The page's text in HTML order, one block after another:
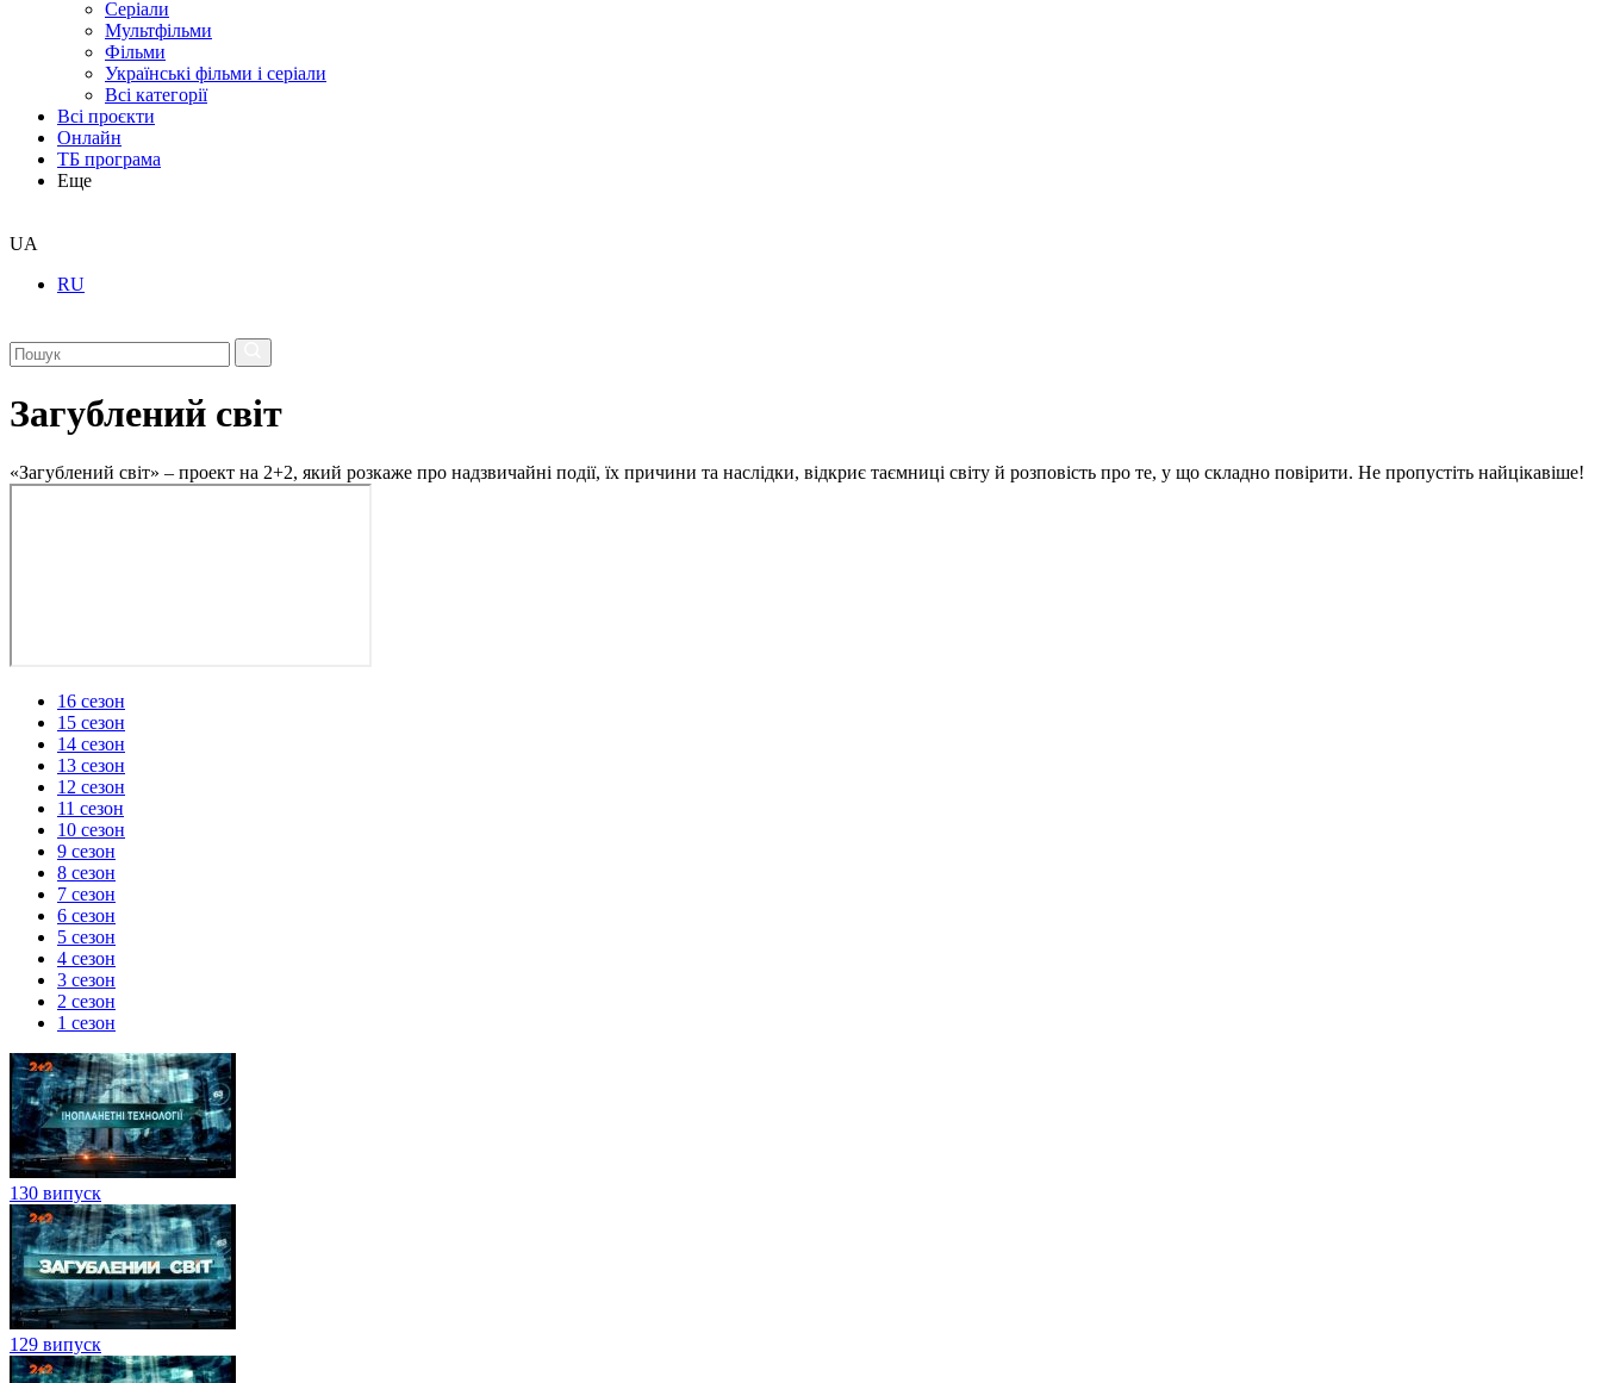
Серіали
Мультфільми
Фільми
Українські фільми і серіали
Всі категорії
Всі проєкти
Онлайн
ТБ програма
Еще
UA
RU
Загублений світ
«Загублений світ» – проект на 2+2, який розкаже про надзвичайні події, їх причини та наслідки, відкриє таємниці світу й розповість про те, у що складно повірити. Не пропустіть найцікавіше!
16 сезон
15 сезон
14 сезон
13 сезон
12 сезон
11 сезон
10 сезон
9 сезон
8 сезон
7 сезон
6 сезон
5 сезон
4 сезон
3 сезон
2 сезон
1 сезон
130 випуск
129 випуск